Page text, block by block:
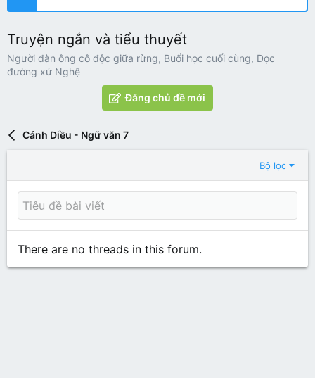
Truyện ngắn và tiểu thuyết
Người đàn ông cô độc giữa rừng, Buổi học cuối cùng, Dọc
đường xứ Nghệ
Đăng chủ đề mới
Cánh Diều - Ngữ văn 7
Bộ lọc
There are no threads in this forum.